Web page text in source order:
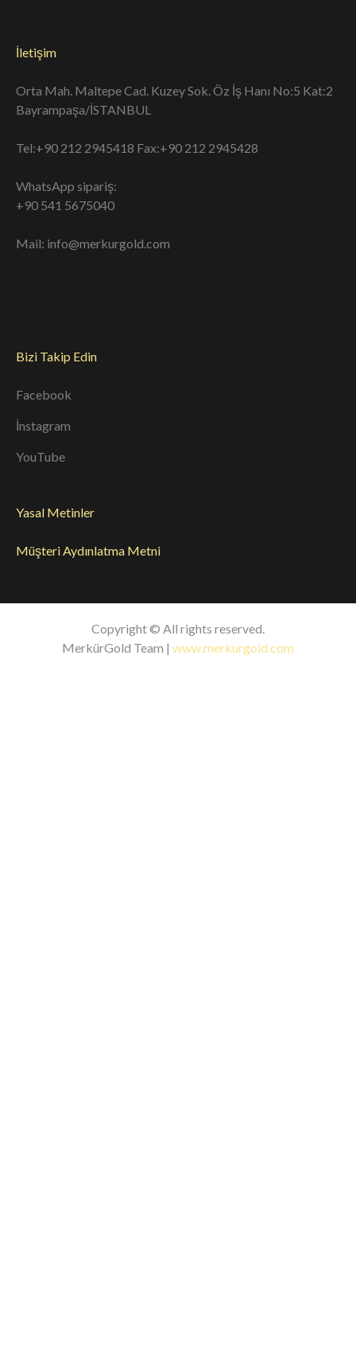
İletişim
Orta Mah. Maltepe Cad. Kuzey Sok. Öz İş Hanı No:5 Kat:2
Bayrampaşa/İSTANBUL
Tel:+90 212 2945418 Fax:+90 212 2945428
WhatsApp sipariş:
+90 541 5675040
Mail: info@merkurgold.com
Bizi Takip Edin
Facebook
İnstagram
YouTube
Yasal Metinler
Müşteri Aydınlatma Metni
Copyright © All rights reserved.
MerkürGold Team | www.merkurgold.com